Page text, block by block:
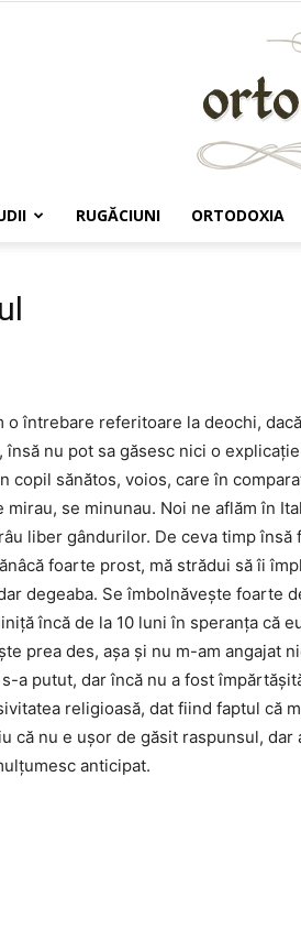
RUGĂCIUNI ORTODOXIA
o întrebare referitoare la deochi,
nu pot sa găsesc nici o
copil sănătos, voios, care în
se minunau. Noi ne aflăm în
liber gândurilor. De ceva timp însă
foarte prost, mă strădui să îi
degeaba. Se îmbolnăveşte foarte
încă de la 10 luni în speranţa că
prea des, aşa şi nu m-am angajat
a putut, dar încă nu a fost
religioasă, dat fiind faptul că
că nu e uşor de găsit raspunsul,
anticipat.